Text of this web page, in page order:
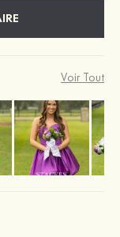
Voir Tout